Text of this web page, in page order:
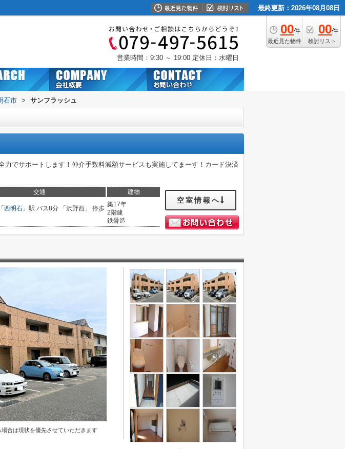
最終更新：2026年08月08日
00件
最近見た物件
00件
検討リスト
営業時間：9:30 ～ 19:00 定休日：水曜日
石市 > サンフラッシュ
力でサポートします！仲介手数料減額サービスも実施してまーす！カード決済
交通 建物
「 西明石 」駅 バス8分 「沢野西」 停歩
築17年
2階建
鉄骨造
空室情報へ
合は現状を優先させていただきます